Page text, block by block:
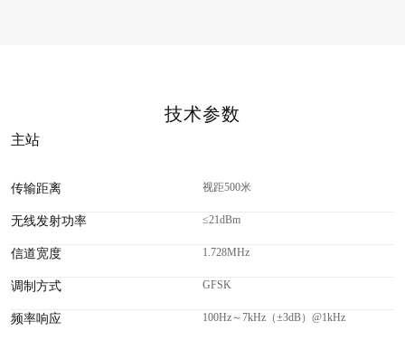
技术参数
主站
传输距离 视距500米
无线发射功率 ≤21dBm
信道宽度 1.728MHz
调制方式 GFSK
频率响应 100Hz～7kHz（±3dB）@1kHz